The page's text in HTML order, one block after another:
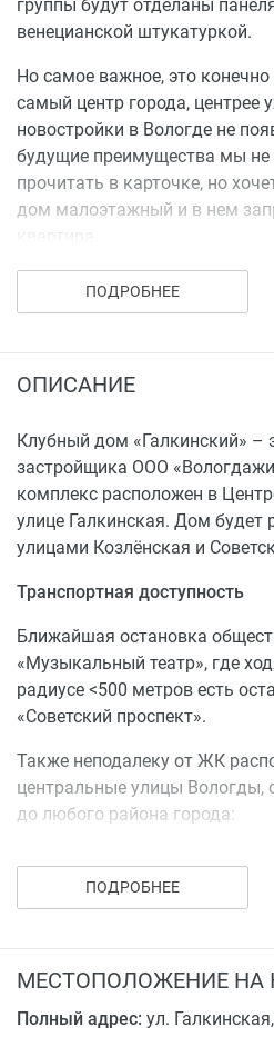
группы будут отделаны
венецианской штукатуркой.
Но самое важное, это
самый центр города, центрее
новостройки в Вологде не
будущие преимущества мы
прочитать в карточке, но
дом малоэтажный и в нем
Есть конечно у этого крутого
существенный нюанс - цена.
оптимальным. Подобных
поэтому будем следить за
ПОДРОБНЕЕ
ОПИСАНИЕ
Клубный дом «Галкинский» –
застройщика ООО
комплекс расположен в
улице Галкинская. Дом будет
улицами Козлёнская и
Транспортная доступность
Ближайшая остановка
«Музыкальный театр», где
радиусе <500 метров есть
«Советский проспект».
Также неподалеку от ЖК
центральные улицы Вологды,
до любого района города:
ул. Герцена, выводящая
ул. Предтеченская,
шоссе в район Бывалово;
и многие другие.
ПОДРОБНЕЕ
МЕСТОПОЛОЖЕНИЕ НА
Полный адрес: ул.